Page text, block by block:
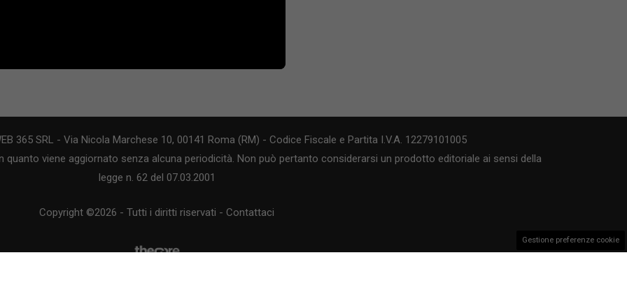
365 SRL - Via Nicola Marchese 10, 00141 Roma (RM) - Codice Fiscale e Partita I.V.A. 12279101005
viene aggiornato senza alcuna periodicità. Non può pertanto considerarsi un prodotto editoriale ai sensi della
legge n. 62 del 07.03.2001
Copyright ©2026 - Tutti i diritti riservati - Contattaci
Gestione preferenze cookie